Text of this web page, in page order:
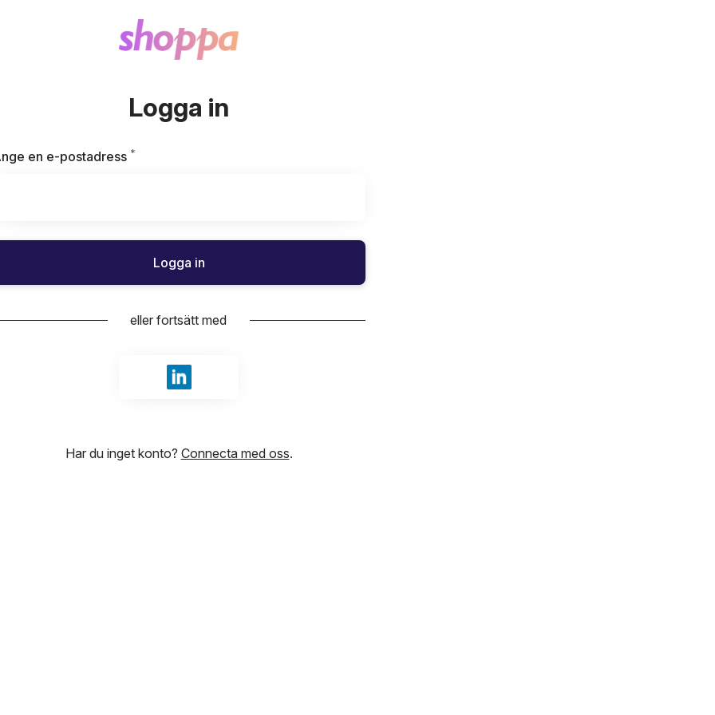
Logga in
en e-postadress *
Logga in
eller fortsätt med
Logga in med LinkedIn
Har du inget konto? Connecta med oss.